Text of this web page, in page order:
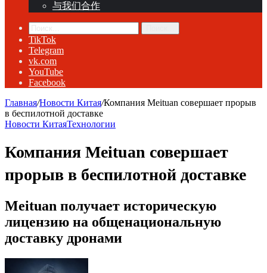
与我们合作
TikTok
Telegram
vk.com
YouTube
Facebook
Главная/Новости Китая/Компания Meituan совершает прорыв
в беспилотной доставке
Новости КитаяТехнологии
Компания Meituan совершает
прорыв в беспилотной доставке
Meituan получает историческую
лицензию на общенациональную
доставку дронами